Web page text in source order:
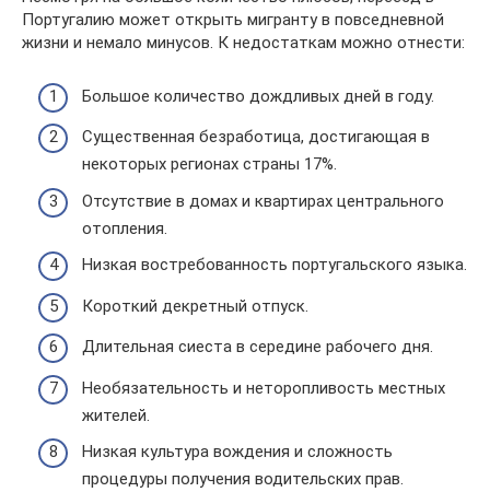
Португалию может открыть мигранту в повседневной
жизни и немало минусов. К недостаткам можно отнести:
Большое количество дождливых дней в году.
Существенная безработица, достигающая в
некоторых регионах страны 17%.
Отсутствие в домах и квартирах центрального
отопления.
Низкая востребованность португальского языка.
Короткий декретный отпуск.
Длительная сиеста в середине рабочего дня.
Необязательность и неторопливость местных
жителей.
Низкая культура вождения и сложность
процедуры получения водительских прав.